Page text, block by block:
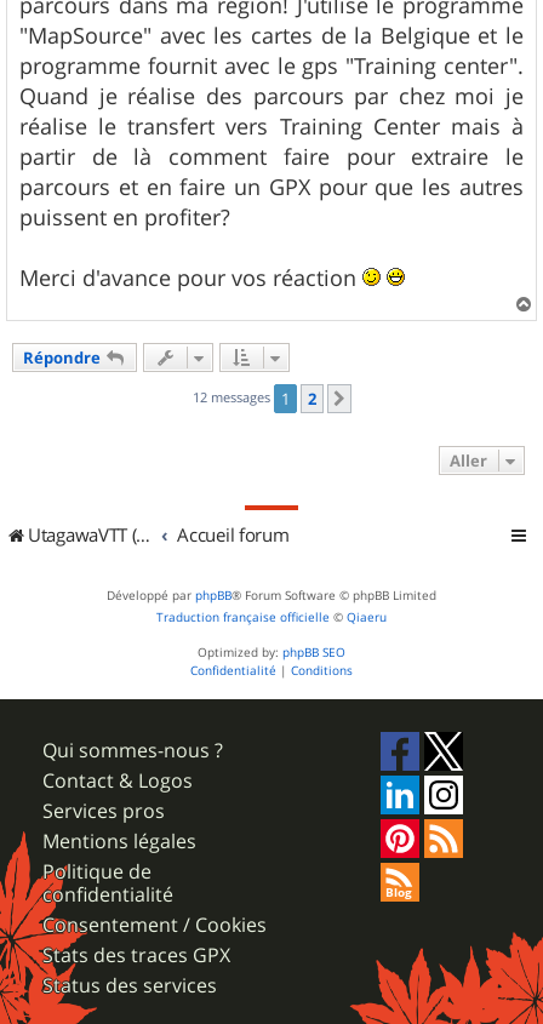
"MapSource" avec les cartes de la Belgique et le
programme fournit avec le gps "Training center".
Quand je réalise des parcours par chez moi je
réalise le transfert vers Training Center mais à
partir de là comment faire pour extraire le
parcours et en faire un GPX pour que les autres
puissent en profiter?
Merci d'avance pour vos réaction
a
Répondre
12 messages 1 2
Aller
UtagawaVTT (Randos VTT et VTTAE avec traces GPS) Accueil forum
Développé par phpBB® Forum Software © phpBB Limited
Traduction française officielle © Qiaeru
Optimized by: phpBB SEO
Confidentialité | Conditions
Qui sommes-nous ?
Contact & Logos
Services pros
Mentions légales
Politique de
confidentialité
Consentement / Cookies
Stats des traces GPX
Status des services